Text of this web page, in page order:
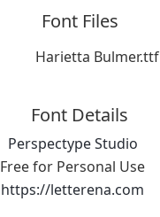
Font Files
Harietta Bulmer.ttf
Font Details
Perspectype Studio
Free for Personal Use
https://letterena.com